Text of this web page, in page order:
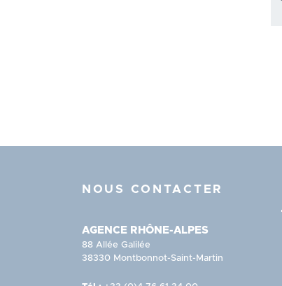
NOUS CONTACTER
AGENCE RHÔNE-ALPES
88 Allée Galilée
38330 Montbonnot-Saint-Martin